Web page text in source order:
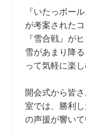
『いたっボー
が考案された
『雪合戦』が
雪があまり降
って気軽に楽
開会式から皆
室では、勝利
の声援が響いて